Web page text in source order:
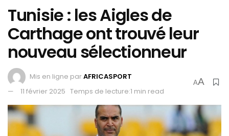
Tunisie : les Aigles de
Carthage ont trouvé leur
nouveau sélectionneur
Mis en ligne parAFRICASPORT
11 février 2025 Temps de lecture:1 min read
AA